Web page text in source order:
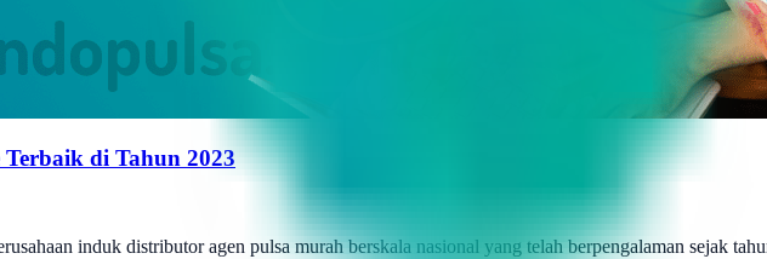
di Tahun 2023
induk distributor agen pulsa murah berskala nasional yang telah berpengalaman sejak